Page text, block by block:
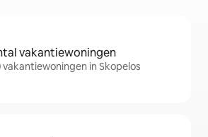
vakantiewoningen
in Skopelos